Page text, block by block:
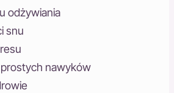
odżywiania
snu
nawyków